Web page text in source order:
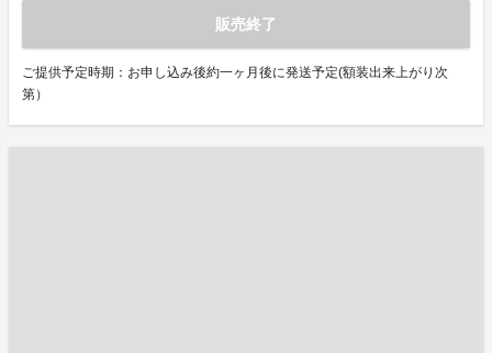
販売終了
ご提供予定時期：お申し込み後約一ヶ月後に発送予定(額装出来上がり次
第）